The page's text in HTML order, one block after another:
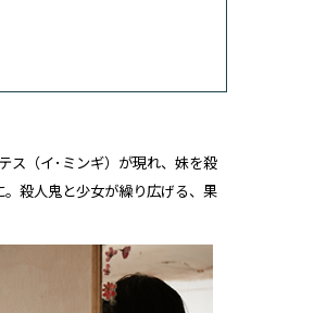
ス（イ･ミンギ）が現れ、妹を殺
殺人鬼と少女が繰り広げる、果